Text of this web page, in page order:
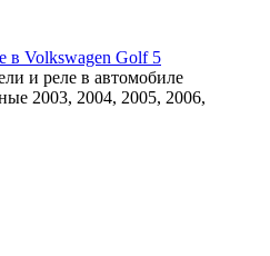
в Volkswagen Golf 5
и реле в автомобиле
2003, 2004, 2005, 2006,